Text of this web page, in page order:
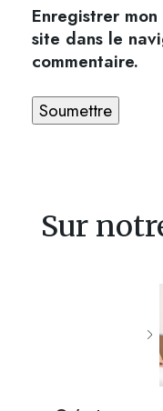
Enregistrer
site dans le
commentaire.
Sur